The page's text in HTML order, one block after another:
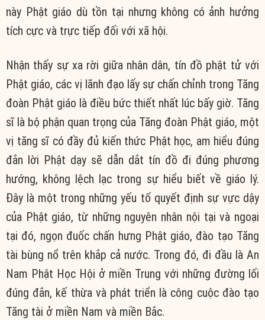
này Phật giáo dù tồn tại nhưng không có ảnh hưởng
tích cực và trực tiếp đối với xã hội.
Nhận thấy sự xa rời giữa nhân dân, tín đồ phật tử với
Phật giáo, các vị lãnh đạo lấy sự chấn chỉnh trong Tăng
đoàn Phật giáo là điều bức thiết nhất lúc bấy giờ. Tăng
sĩ là bộ phận quan trọng của Tăng đoàn Phật giáo, một
vị tăng sĩ có đầy đủ kiến thức Phật học, am hiểu đúng
đắn lời Phật dạy sẽ dẫn dắt tín đồ đi đúng phương
hướng, không lệch lạc trong sự hiểu biết về giáo lý.
Đây là một trong những yếu tố quyết định sự vực dậy
của Phật giáo, từ những nguyên nhân nội tại và ngoại
tại đó, ngọn đuốc chấn hưng Phật giáo, đào tạo Tăng
tài bùng nổ trên khắp cả nước. Trong đó, đi đầu là An
Nam Phật Học Hội ở miền Trung với những đường lối
đúng đắn, kế thừa và phát triển là công cuộc đào tạo
Tăng tài ở miền Nam và miền Bắc.